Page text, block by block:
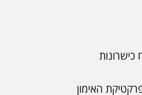
כישרונות
האימון